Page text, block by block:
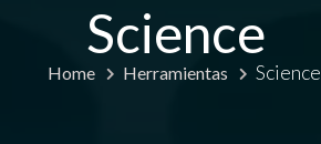
Science
Home Herramientas Science